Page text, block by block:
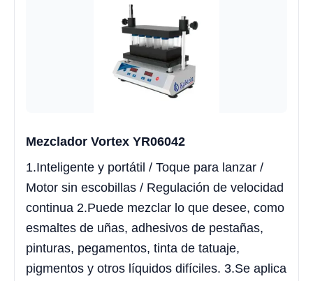
Mezclador Vortex YR06042
1.Inteligente y portátil / Toque para lanzar /
Motor sin escobillas / Regulación de velocidad
continua 2.Puede mezclar lo que desee, como
esmaltes de uñas, adhesivos de pestañas,
pinturas, pegamentos, tinta de tatuaje,
pigmentos y otros líquidos difíciles. 3.Se aplica